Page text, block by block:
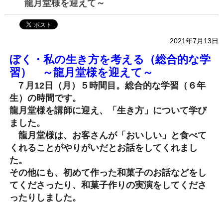
龍月堂様を迎えて～
2021年7月13日
ぼく・私の生き方を考える（総合的な学
習） ～龍月堂様を迎えて～
７月12日（月）５時間目。総合的な学習（６年
生）の時間です。
龍月堂様を講師に迎え、「生き方」について学び
ました。
龍月堂様は、お客さんが「おいしい」と食べて
くれることがやりがいだとお話をしてくれまし
た。
その他にも、初めて作った和菓子のお話などをし
てくださったり、和菓子作りの実演をしてくださ
ったりしました。